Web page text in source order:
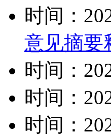
时间：
意见摘要
时间：
时间：
时间：